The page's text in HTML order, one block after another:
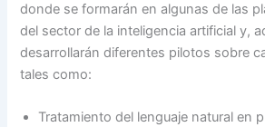
donde se formarán en algunas de las
del sector de la inteligencia artificial y,
desarrollarán diferentes pilotos sobre
tales como:
Tratamiento del lenguaje natural en